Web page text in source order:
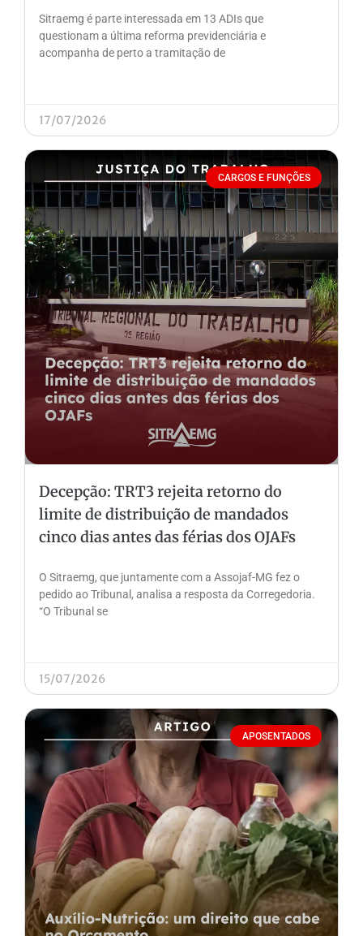
Sitraemg é parte interessada em 13 ADIs que
questionam a última reforma previdenciária e
acompanha de perto a tramitação de
17/07/2026
CARGOS E FUNÇÕES
Decepção: TRT3 rejeita retorno do
limite de distribuição de mandados
cinco dias antes das férias dos OJAFs
O Sitraemg, que juntamente com a Assojaf-MG fez o
pedido ao Tribunal, analisa a resposta da Corregedoria.
“O Tribunal se
15/07/2026
APOSENTADOS